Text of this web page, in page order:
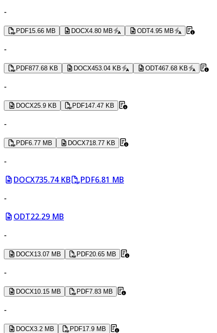
-
PDF15.66 MB DOCX4.80 MB ODT4.95 MB
-
PDF877.68 KB DOCX453.04 KB ODT467.68 KB
-
DOCX25.9 KB PDF147.47 KB
-
PDF6.77 MB DOCX718.77 KB
-
DOCX735.74 KB PDF6.81 MB
-
ODT22.29 MB
-
DOCX13.07 MB PDF20.65 MB
-
DOCX10.15 MB PDF7.83 MB
-
DOCX3.2 MB PDF17.9 MB